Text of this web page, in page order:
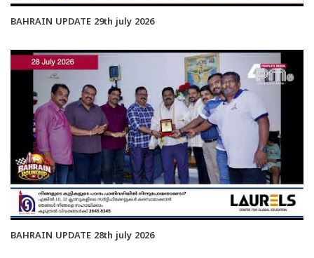
BAHRAIN UPDATE 29th july 2026
BAHRAIN UPDATE 28th july 2026